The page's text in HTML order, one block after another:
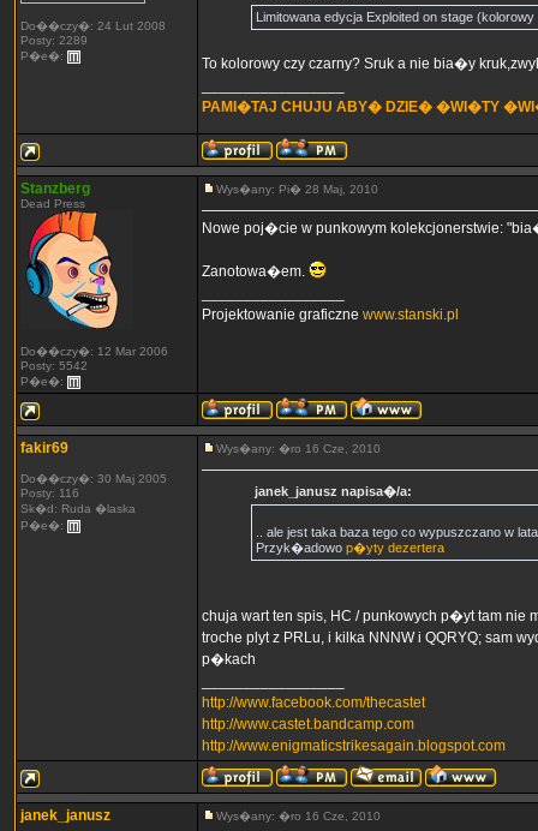
Do��czy�: 24 Lut 2008
Posty: 2289
P�e�:
Limitowana edycja Exploited on stage (kolorowy
To kolorowy czy czarny? Sruk a nie bia�y
PAMI�TAJ CHUJU ABY� DZIE� �WI�TY
Stanzberg
Dead Press
Do��czy�: 12 Mar 2006
Posty: 5542
P�e�:
Wys�any: Pi� 28 Maj, 2010
Nowe poj�cie w punkowym kolekcjonerstwie:
Zanotowa�em.
Projektowanie graficzne www.stanski.pl
fakir69
Do��czy�: 30 Maj 2005
Posty: 116
Sk�d: Ruda �laska
P�e�:
Wys�any: �ro 16 Cze, 2010
janek_janusz napisa�/a:
.. ale jest taka baza tego co wypuszczano w
Przyk�adowo p�yty dezertera
chuja wart ten spis, HC / punkowych p�yt tam nie
troche plyt z PRLu, i kilka NNNW i QQRYQ; sam
p�kach
http://www.facebook.com/thecastet
http://www.castet.bandcamp.com
http://www.enigmaticstrikesagain.blogspot.com
janek_janusz Wys�any: �ro 16 Cze, 2010